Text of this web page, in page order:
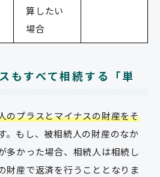
算したい
場合
もすべて相続する「単
のプラスとマイナスの財産をそ
。もし、被相続人の財産のなか
多かった場合、相続人は相続し
財産で返済を行うこととなりま